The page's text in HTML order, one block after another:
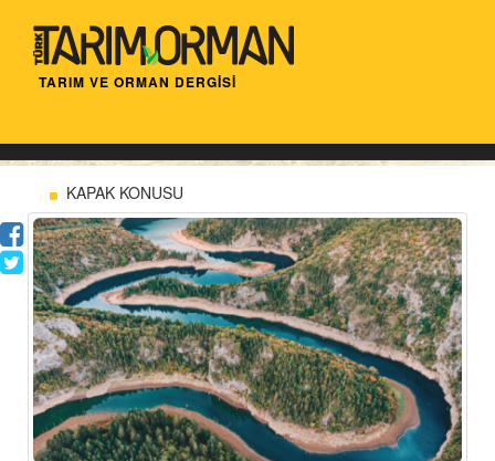
TARIM VE ORMAN DERGİSİ
KAPAK KONUSU